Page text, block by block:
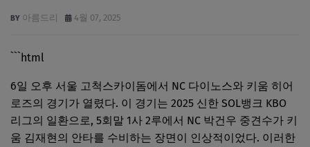
아름드리 4월 07, 2025
```html
6일 오후 서울 고척스카이돔에서 NC 다이노스와 키움 히어
로즈의 경기가 열렸다. 이 경기는 2025 신한 SOL뱅크 KBO
리그의 일환으로, 5회말 1사 2루에서 NC 박건우 중견수가 키
움 김재현의 안타를 수비하는 장면이 인상적이었다. 이러한